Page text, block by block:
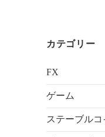
ブ
カテゴリー
FX
ゲーム
ステーブルコ